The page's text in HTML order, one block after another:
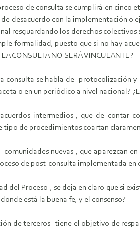
de consulta se cumplirá en cinco
desacuerdo con la implementación o
resguardando los derechos
formalidad, puesto que si no hay
CONSULTA NO SERÁ VINCULANTE?
consulta se habla de -protocolización
o en un periódico a nivel nacional?
intermedios-, que de contar
tipo de procedimientos coartan
comunidades nuevas-, que aparezcan
de post-consulta implementada en
del Proceso-, se deja en claro que si
está la buena fe, y el consenso?
de terceros- tiene el objetivo de